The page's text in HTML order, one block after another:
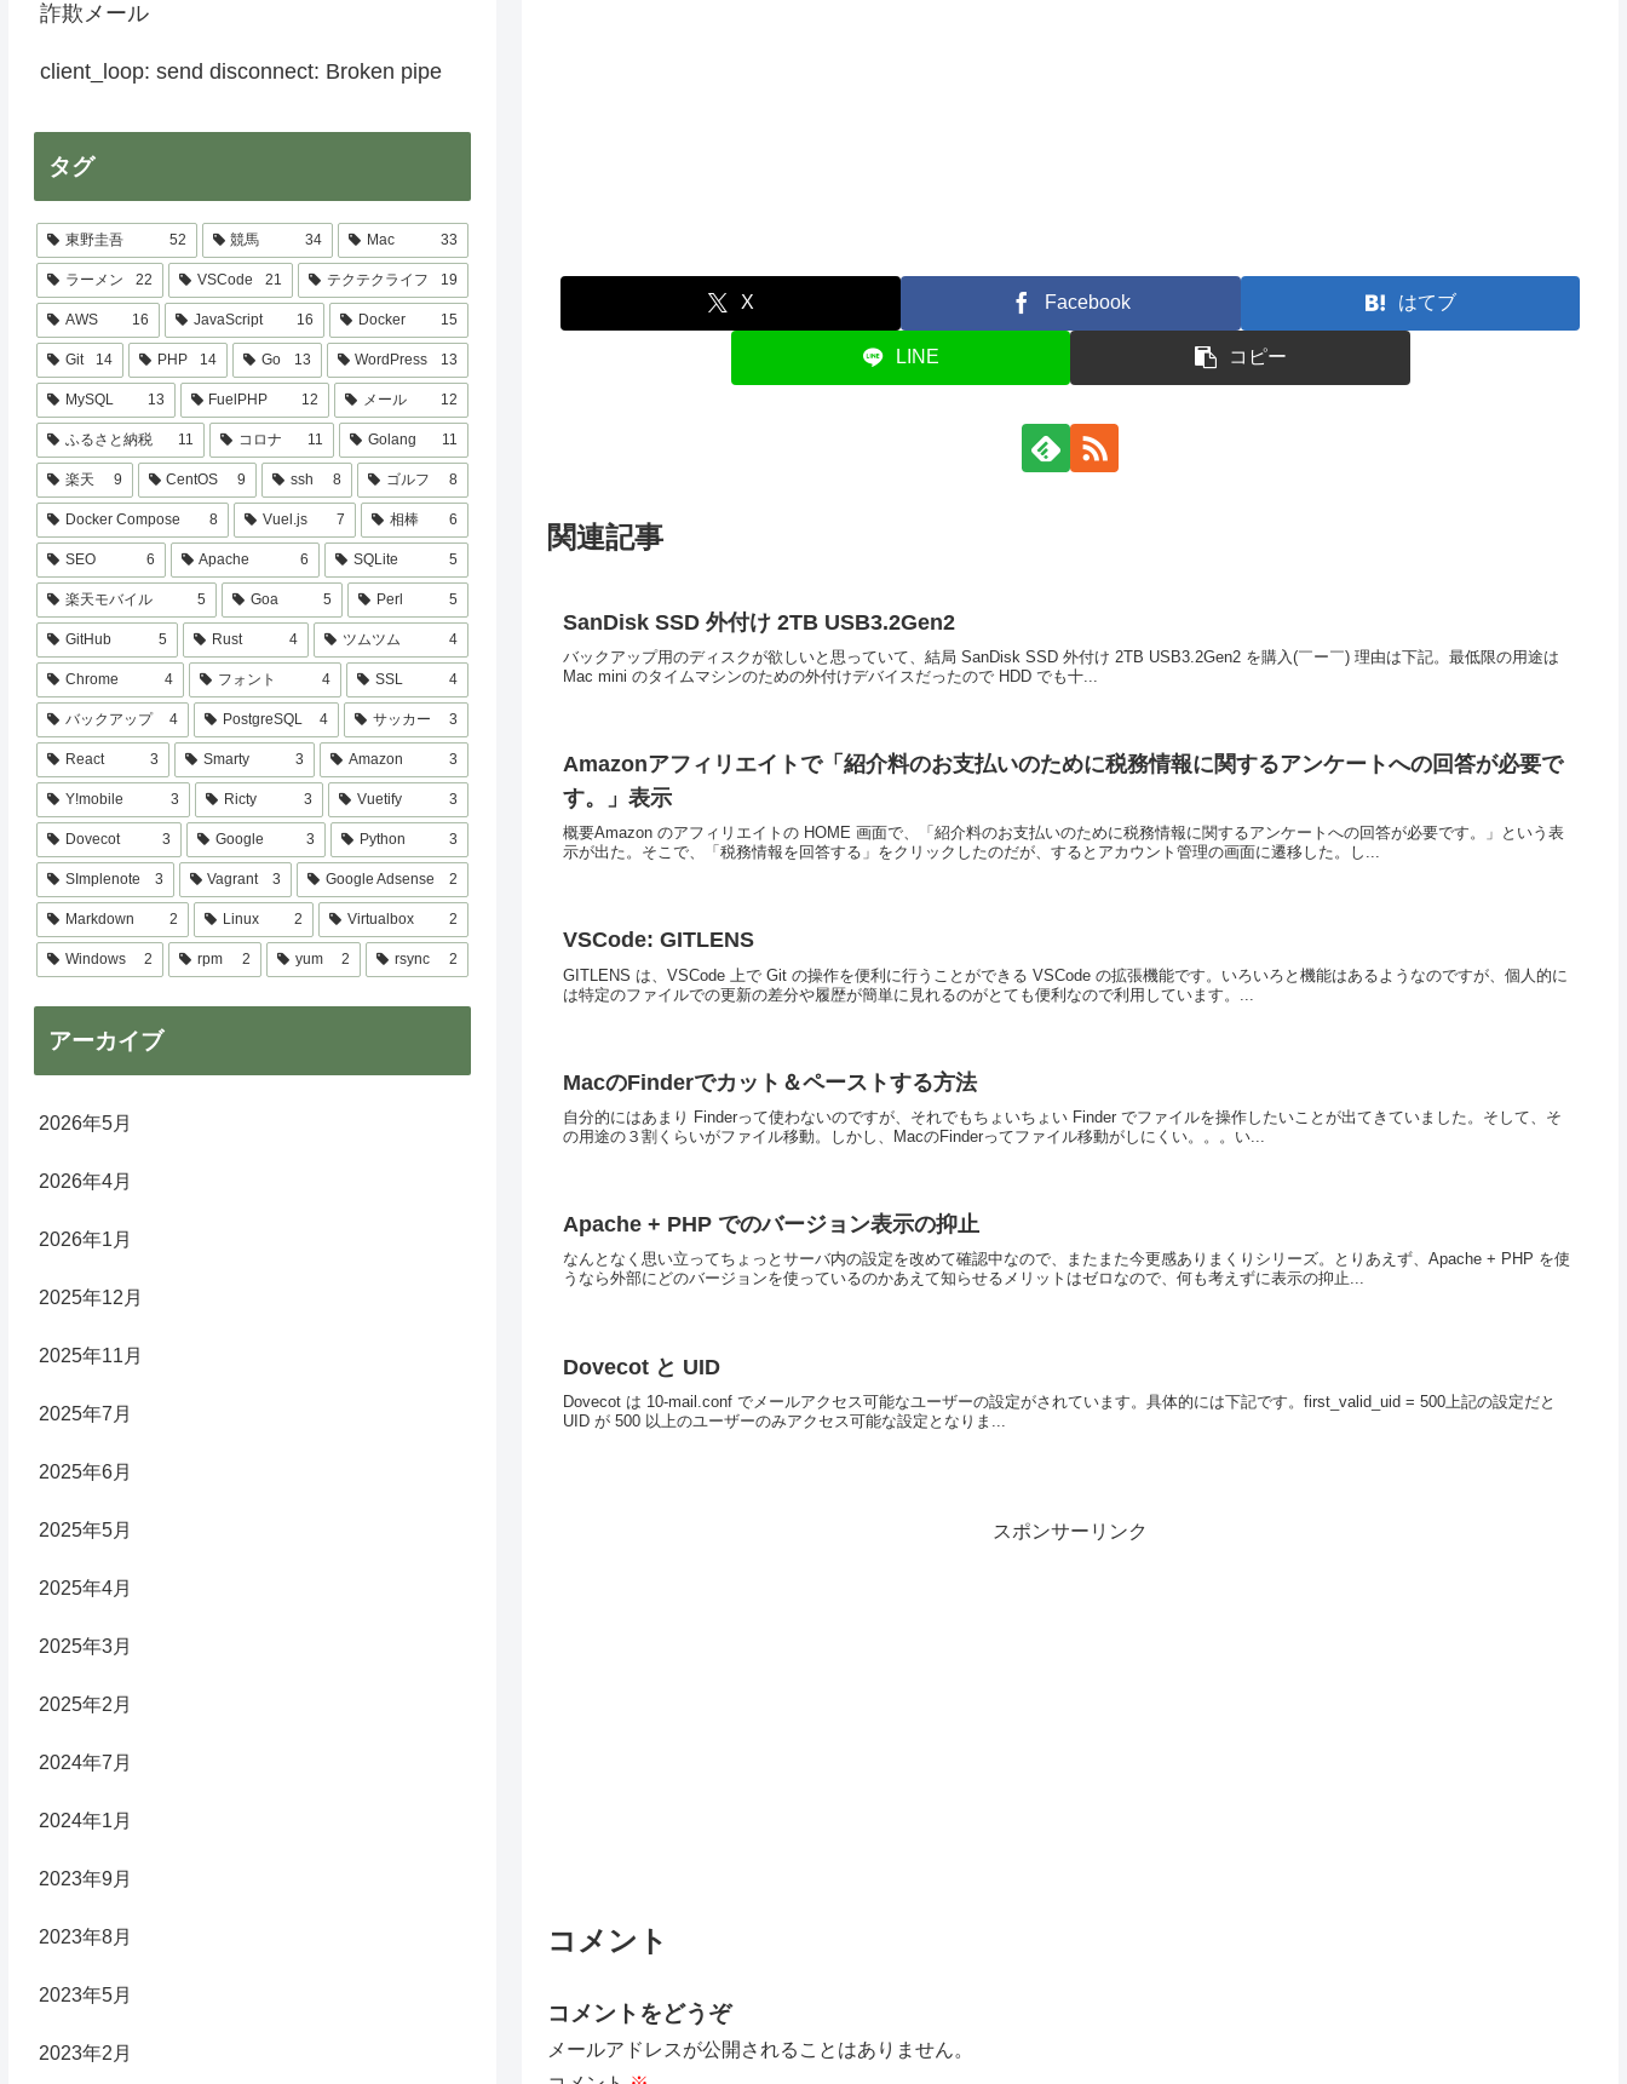
X Facebook はてブ
LINE コピー
関連記事
SanDisk SSD 外付け 2TB USB3.2Gen2
バックアップ用のディスクが欲しいと思っていて、結局 SanDisk SSD 外付け 2TB USB3.2Gen2 を購入(￣ー￣) 理由は下記。最低限の用途は
Mac mini のタイムマシンのための外付けデバイスだったので HDD でも十...
Amazonアフィリエイトで「紹介料のお支払いのために税務情報に関するアンケートへの回答が必要で
す。」表示
概要Amazon のアフィリエイトの HOME 画面で、「紹介料のお支払いのために税務情報に関するアンケートへの回答が必要です。」という表
示が出た。そこで、「税務情報を回答する」をクリックしたのだが、するとアカウント管理の画面に遷移した。し...
VSCode: GITLENS
GITLENS は、VSCode 上で Git の操作を便利に行うことができる VSCode の拡張機能です。いろいろと機能はあるようなのですが、個人的に
は特定のファイルでの更新の差分や履歴が簡単に見れるのがとても便利なので利用しています。...
MacのFinderでカット＆ペーストする方法
自分的にはあまり Finderって使わないのですが、それでもちょいちょい Finder でファイルを操作したいことが出てきていました。そして、そ
の用途の３割くらいがファイル移動。しかし、MacのFinderってファイル移動がしにくい。。。い...
Apache + PHP でのバージョン表示の抑止
なんとなく思い立ってちょっとサーバ内の設定を改めて確認中なので、またまた今更感ありまくりシリーズ。とりあえず、Apache + PHP を使
うなら外部にどのバージョンを使っているのかあえて知らせるメリットはゼロなので、何も考えずに表示の抑止...
Dovecot と UID
Dovecot は 10-mail.conf でメールアクセス可能なユーザーの設定がされています。具体的には下記です。first_valid_uid = 500上記の設定だと
UID が 500 以上のユーザーのみアクセス可能な設定となりま...
スポンサーリンク
コメント
コメントをどうぞ
メールアドレスが公開されることはありません。
詐欺メール
client_loop: send disconnect: Broken pipe
タグ
東野圭吾 52 競馬 34 Mac 33
ラーメン 22 VSCode 21 テクテクライフ 19
AWS 16 JavaScript 16 Docker 15
Git 14 PHP 14 Go 13 WordPress 13
MySQL 13 FuelPHP 12 メール 12
ふるさと納税 11 コロナ 11 Golang 11
楽天 9 CentOS 9 ssh 8 ゴルフ 8
Docker Compose 8 Vuel.js 7 相棒 6
SEO 6 Apache 6 SQLite 5
楽天モバイル 5 Goa 5 Perl 5
GitHub 5 Rust 4 ツムツム 4
Chrome 4 フォント 4 SSL 4
バックアップ 4 PostgreSQL 4 サッカー 3
React 3 Smarty 3 Amazon 3
Y!mobile 3 Ricty 3 Vuetify 3
Dovecot 3 Google 3 Python 3
SImplenote 3 Vagrant 3 Google Adsense 2
Markdown 2 Linux 2 Virtualbox 2
Windows 2 rpm 2 yum 2 rsync 2
アーカイブ
2026年5月
2026年4月
2026年1月
2025年12月
2025年11月
2025年7月
2025年6月
2025年5月
2025年4月
2025年3月
2025年2月
2024年7月
2024年1月
2023年9月
2023年8月
2023年5月
2023年2月